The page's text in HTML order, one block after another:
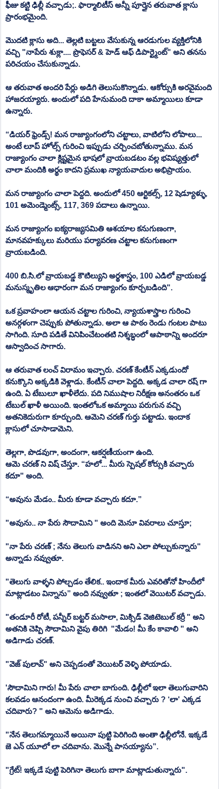
ఫీజు కట్టి ఢిల్లీ వచ్చాడు;. ఫార్మాలిటీస్ అన్నీ పూర్తైన తరువాత క్లాసు
ప్రారంభమైంది.
మొదటి క్లాసు అది... తెల్లటి బట్టలు వేసుకున్న ఆరడుగుల వ్యక్తిలోనికి
వచ్చి "నాపేరు శుక్లా.... ప్రొఫెసర్ & హెడ్ ఆఫ్ డిపార్ట్మెంట్" అని తనను
పరిచయం చేసుకున్నాడు.
ఆ తరువాత అందరి పేర్లు అడిగి తెలుసుకొన్నాడు. ఆకోర్సుకి అరవైమంది
హాజరయ్యారు. అందులో పది హేనుమంది దాకా అమ్మాయిలు కూడా
ఉన్నారు.
“డియర్ ఫ్రెండ్స్! మన రాజ్యాంగంలోని చట్టాలు, వాటిలోని లోపాలు...
అంటే లూప్ హోల్స్ గురించి ఇప్పుడు చర్చించబోతున్నాము. మన
రాజ్యాంగం చాలా క్లిష్టమైన భాషలో వ్రాయబడటం వల్ల భవిష్యత్తులో
చాలా మందికి అర్థం కాదని ప్రముఖ న్యాయవాదుల అభిప్రాయం.
మన రాజ్యాంగం చాలా పెద్దది. అందులో 450 ఆర్టికల్స్, 12 షెడ్యూళ్ళు,
101 అమెండ్మెంట్స్, 117, 369 పదాలు ఉన్నాయి.
మన రాజ్యాంగం ఐక్యరాజ్యసమితి ఆశయాల కనుగుణంగా,
మానవహక్కులు మరియు పర్యావరణ చట్టాల కనుగుణంగా
వ్రాయబడింది.
400 బి.సి.లో వ్రాయబడ్డ కౌటిల్యుని అర్థశాస్త్రం, 100 ఎడిలో వ్రాయబడ్డ
మనుస్మృతిల ఆధారంగా మన రాజ్యాంగం కూర్చబడింది".
ఒక ప్రవాహంలా ఆయన చట్టాల గురించి, న్యాయశాస్త్రాల గురించి
అనర్గళంగా చెప్పుకు పోతున్నాడు. అలా ఆ పాఠం రెండు గంటల పాటు
సాగింది. సూది పడితే వినిపించేటంతటి నిశ్శబ్ధంలో ఆపాఠాన్ని అందరూ
ఆస్వాదించ సాగారు.
ఆ తరువాత లంచ్ విరామం ఇచ్చారు. చరణ్ కేంటీన్ ఎక్కడుందో
కనుక్కొని అక్కడికి వెళ్లాడు. కేంటీన్ చాలా పెద్దది. అక్కడ చాలా రష్ గా
ఉంది. ఏ టేబులూ ఖాళీలేదు. పది నిముషాల నిరీక్షణ అనంతరం ఒక
టేబుల్ ఖాళీ అయింది. ఇంతలోఒక అమ్మాయి పరుగున వచ్చి
అతనికెదురుగా కూర్చుంది. ఆమెని చరణ్ గుర్తు పట్టాడు. ఇందాక
క్లాసులో చూసాడామెని.
తెల్లగా, పొడవుగా, అందంగా, ఆకర్షణీయంగా ఉంది.
ఆమె చరణ్ ని విష్ చేస్తూ. “హలో... మీరు స్పెషల్ కోర్సుకి వచ్చారు
కదూ" అంది.
“అవును మేడం.. మీరు కూడా వచ్చారు కదూ.”
"అవును.. నా పేరు సౌదామిని " అంది మెనూ వివరాలు చూస్తూ;
"నా పేరు చరణ్ ; నేను తెలుగు వాడినని అని ఎలా పోల్చుకున్నారు"
అన్నాడు నవ్వుతూ.
"తెలుగు వాళ్ళని పోల్చడం తేలిక.. ఇందాక మీరు ఎవరితోనో హిందీలో
మాట్లాడటం విన్నాను” అంది నవ్వుతూ ; ఇంతలో వెయిటర్ వచ్చాడు.
"తండూరీ రోటీ, పన్నీర్ బట్టర్ మసాలా, మిక్సిడ్ వెజిటెబుల్ కర్రీ " అని
అతనికి చెప్పి సౌదామిని వైపు తిరిగి  "మేడం! మీ కేం కావాలి " అని
అడిగాడు చరణ్.
"వెజ్ పులావ్" అని చెప్పడంతో వెయిటర్ వెళ్ళి పోయాడు.
'సౌదామిని గారు! మీ పేరు చాలా బాగుంది. ఢిల్లీలో ఇలా తెలుగువారిని
కలవడం ఆనందంగా ఉంది. మీరెక్కడ నుంచి వచ్చారు ? ‘లా' ఎక్కడ
చదివారు? " అని ఆమెను అడిగాడు.
"నేన తెలుగమ్మాయినే అయినా పుట్టి పెరిగింది అంతా ఢిల్లీలోనే. ఇక్కడే
జె ఎన్ యూలో లా చదివాను. మొన్నే పాసయ్యాను”.
"గ్రేట్! ఇక్కడే పుట్టి పెరిగినా తెలుగు బాగా మాట్లాడుతున్నారు".